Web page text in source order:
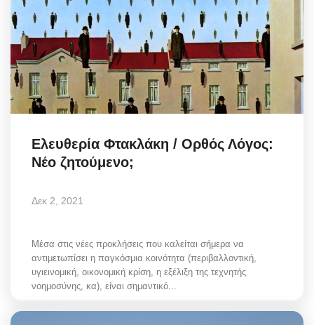
Ελευθερία Φτακλάκη / Ορθός Λόγος:
Νέο ζητούμενο;
Δεκ 2, 2021
Μέσα στις νέες προκλήσεις που καλείται σήμερα να
αντιμετωπίσει η παγκόσμια κοινότητα (περιβαλλοντική,
υγιεινομική, οικονομική κρίση, η εξέλιξη της τεχνητής
νοημοσύνης, κα), είναι σημαντικό...